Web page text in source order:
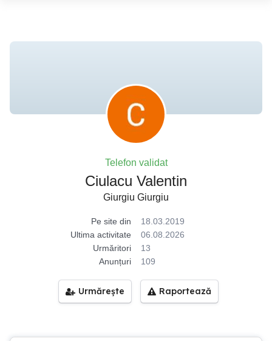
Telefon validat
Ciulacu Valentin
Giurgiu Giurgiu
Pe site din
18.03.2019
Ultima activitate
06.08.2026
Urmăritori
13
Anunțuri
109
Urmărește Raportează